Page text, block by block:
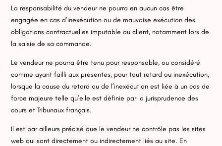
La responsabilité du vendeur ne pourra en aucun cas être
engagée en cas d’inexécution ou de mauvaise exécution des
obligations contractuelles imputable au client, notamment lors de
la saisie de sa commande.
Le vendeur ne pourra être tenu pour responsable, ou considéré
comme ayant failli aux présentes, pour tout retard ou inexécution,
lorsque la cause du retard ou de l’inexécution est liée à un cas de
force majeure telle qu’elle est définie par la jurisprudence des
cours et Tribunaux français.
Il est par ailleurs précisé que le vendeur ne contrôle pas les sites
web qui sont directement ou indirectement liés au site. En